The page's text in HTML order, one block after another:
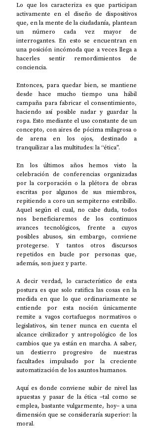
Lo que los caracteriza es que participan
activamente en el diseño de dispositivos
que, en la mente de la ciudadanía, plantean
un número cada vez mayor de
interrogantes. En esto se encuentran en
una posición incómoda que a veces llega a
hacerles sentir remordimientos de
conciencia.
Entonces, para quedar bien, se mantiene
desde hace mucho tiempo una hábil
campaña para fabricar el consentimiento,
haciendo así posible nadar y guardar la
ropa. Esto mediante el uso constante de un
concepto, con aires de pócima milagrosa o
de arena en los ojos, destinado a
tranquilizar a las multitudes: la “ética”.
En los últimos años hemos visto la
celebración de conferencias organizadas
por la corporación o la plétora de obras
escritas por algunos de sus miembros,
repitiendo a coro un sempiterno estribillo.
Aquel según el cual, no cabe duda, todos
nos beneficiaremos de los continuos
avances tecnológicos, frente a cuyos
posibles abusos, sin embargo, conviene
protegerse. Y tantos otros discursos
repetidos en bucle por personas que,
además, son juez y parte.
A decir verdad, lo característico de esta
postura es que solo ratifica las cosas en la
medida en que lo que ordinariamente se
entiende por esta noción únicamente
remite a vagos cortafuegos normativos o
legislativos, sin tener nunca en cuenta el
alcance civilizador y antropológico de los
cambios que ya están en marcha. A saber,
un destierro progresivo de nuestras
facultades impulsado por la creciente
automatización de los asuntos humanos.
Aquí es donde conviene subir de nivel las
apuestas y pasar de la ética –tal como se
emplea, bastante vulgarmente, hoy– a una
dimensión que se consideraría superior: la
moral.